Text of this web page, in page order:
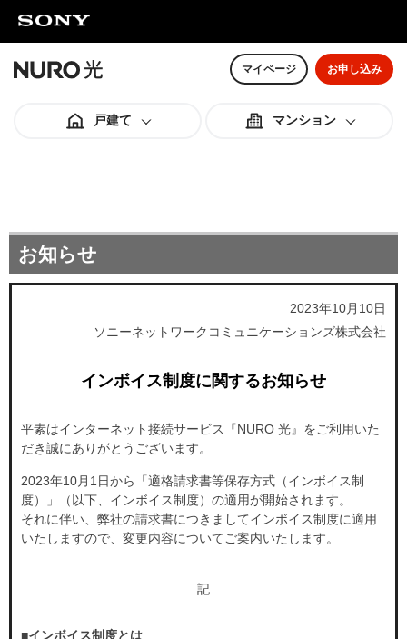
マイページ お申し込み
戸建て マンション
オプション
お知らせ
お知らせ
よくあるご質問
契約をご検討中の方
オプション
お知らせ
お知らせ
よくあるご質問
契約をご検討中の方
お知らせ
2023年10月10日
ソニーネットワークコミュニケーションズ株式会社
インボイス制度に関するお知らせ
平素はインターネット接続サービス『NURO 光』をご利用いた
だき誠にありがとうございます。
2023年10月1日から「適格請求書等保存方式（インボイス制
度）」（以下、インボイス制度）の適用が開始されます。
それに伴い、弊社の請求書につきましてインボイス制度に適用
いたしますので、変更内容についてご案内いたします。
記
■インボイス制度とは